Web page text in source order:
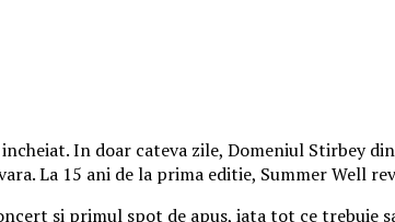
In doar cateva zile, Domeniul Stirbey
La 15 ani de la prima editie, Summer
si primul spot de apus, iata tot ce trebuie